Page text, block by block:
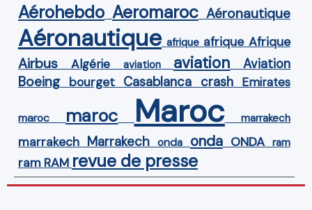
Aérohebdo Aeromaroc Aéronautique
Aéronautique afrique afrique Afrique
Airbus Algérie aviation aviation Aviation
Boeing bourget Casablanca crash Emirates
maroc maroc Maroc marrakech
marrakech Marrakech onda onda ONDA ram
ram RAM revue de presse